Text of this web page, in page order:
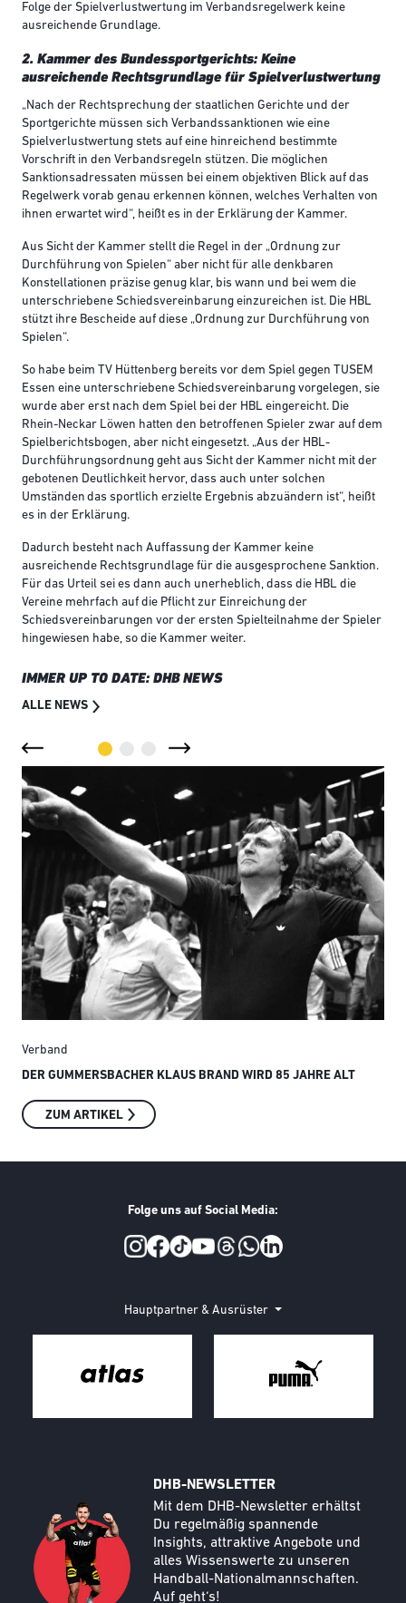
Folge der Spielverlustwertung im Verbandsregelwerk keine
ausreichende Grundlage.
2. Kammer des Bundessportgerichts: Keine
ausreichende Rechtsgrundlage für Spielverlustwertung
„Nach der Rechtsprechung der staatlichen Gerichte und der
Sportgerichte müssen sich Verbandssanktionen wie eine
Spielverlustwertung stets auf eine hinreichend bestimmte
Vorschrift in den Verbandsregeln stützen. Die möglichen
Sanktionsadressaten müssen bei einem objektiven Blick auf das
Regelwerk vorab genau erkennen können, welches Verhalten von
ihnen erwartet wird“, heißt es in der Erklärung der Kammer.
Aus Sicht der Kammer stellt die Regel in der „Ordnung zur
Durchführung von Spielen“ aber nicht für alle denkbaren
Konstellationen präzise genug klar, bis wann und bei wem die
unterschriebene Schiedsvereinbarung einzureichen ist. Die HBL
stützt ihre Bescheide auf diese „Ordnung zur Durchführung von
Spielen“.
So habe beim TV Hüttenberg bereits vor dem Spiel gegen TUSEM
Essen eine unterschriebene Schiedsvereinbarung vorgelegen, sie
wurde aber erst nach dem Spiel bei der HBL eingereicht. Die
Rhein-Neckar Löwen hatten den betroffenen Spieler zwar auf dem
Spielberichtsbogen, aber nicht eingesetzt. „Aus der HBL-
Durchführungsordnung geht aus Sicht der Kammer nicht mit der
gebotenen Deutlichkeit hervor, dass auch unter solchen
Umständen das sportlich erzielte Ergebnis abzuändern ist“, heißt
es in der Erklärung.
Dadurch besteht nach Auffassung der Kammer keine
ausreichende Rechtsgrundlage für die ausgesprochene Sanktion.
Für das Urteil sei es dann auch unerheblich, dass die HBL die
Vereine mehrfach auf die Pflicht zur Einreichung der
Schiedsvereinbarungen vor der ersten Spielteilnahme der Spieler
hingewiesen habe, so die Kammer weiter.
IMMER UP TO DATE: DHB NEWS
ALLE NEWS
Verband
DER GUMMERSBACHER KLAUS BRAND WIRD 85 JAHRE ALT
ZUM ARTIKEL
Folge uns auf Social Media:
Hauptpartner & Ausrüster
DHB-NEWSLETTER
Text
Mit dem DHB-Newsletter erhältst
Du regelmäßig spannende
Insights, attraktive Angebote und
alles Wissenswerte zu unseren
Handball-Nationalmannschaften.
Auf geht‘s!